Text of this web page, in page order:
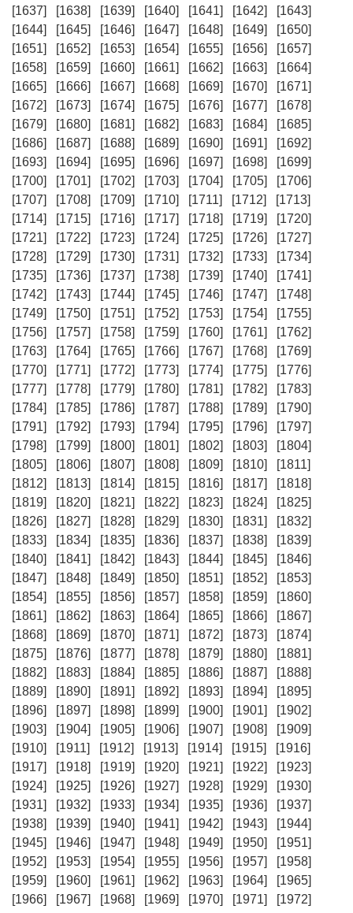
[1637]
[1638] [1639] [1640] [1641] [1642]
[1643]
[1644]
[1645] [1646] [1647] [1648] [1649]
[1650]
[1651]
[1652] [1653] [1654] [1655] [1656]
[1657]
[1658]
[1659] [1660] [1661] [1662] [1663]
[1664]
[1665]
[1666] [1667] [1668] [1669] [1670]
[1671]
[1672]
[1673] [1674] [1675] [1676] [1677]
[1678]
[1679]
[1680] [1681] [1682] [1683] [1684]
[1685]
[1686]
[1687] [1688] [1689] [1690] [1691]
[1692]
[1693]
[1694] [1695] [1696] [1697] [1698]
[1699]
[1700]
[1701] [1702] [1703] [1704] [1705]
[1706]
[1707]
[1708] [1709] [1710] [1711] [1712]
[1713]
[1714]
[1715] [1716] [1717] [1718] [1719]
[1720]
[1721]
[1722] [1723] [1724] [1725] [1726]
[1727]
[1728]
[1729] [1730] [1731] [1732] [1733]
[1734]
[1735]
[1736] [1737] [1738] [1739] [1740]
[1741]
[1742]
[1743] [1744] [1745] [1746] [1747]
[1748]
[1749]
[1750] [1751] [1752] [1753] [1754]
[1755]
[1756]
[1757] [1758] [1759] [1760] [1761]
[1762]
[1763]
[1764] [1765] [1766] [1767] [1768]
[1769]
[1770]
[1771] [1772] [1773] [1774] [1775]
[1776]
[1777]
[1778] [1779] [1780] [1781] [1782]
[1783]
[1784]
[1785] [1786] [1787] [1788] [1789]
[1790]
[1791]
[1792] [1793] [1794] [1795] [1796]
[1797]
[1798]
[1799] [1800] [1801] [1802] [1803]
[1804]
[1805]
[1806] [1807] [1808] [1809] [1810]
[1811]
[1812]
[1813] [1814] [1815] [1816] [1817]
[1818]
[1819]
[1820] [1821] [1822] [1823] [1824]
[1825]
[1826]
[1827] [1828] [1829] [1830] [1831]
[1832]
[1833]
[1834] [1835] [1836] [1837] [1838]
[1839]
[1840]
[1841] [1842] [1843] [1844] [1845]
[1846]
[1847]
[1848] [1849] [1850] [1851] [1852]
[1853]
[1854]
[1855] [1856] [1857] [1858] [1859]
[1860]
[1861]
[1862] [1863] [1864] [1865] [1866]
[1867]
[1868]
[1869] [1870] [1871] [1872] [1873]
[1874]
[1875]
[1876] [1877] [1878] [1879] [1880]
[1881]
[1882]
[1883] [1884] [1885] [1886] [1887]
[1888]
[1889]
[1890] [1891] [1892] [1893] [1894]
[1895]
[1896]
[1897] [1898] [1899] [1900] [1901]
[1902]
[1903]
[1904] [1905] [1906] [1907] [1908]
[1909]
[1910]
[1911] [1912] [1913] [1914] [1915]
[1916]
[1917]
[1918] [1919] [1920] [1921] [1922]
[1923]
[1924]
[1925] [1926] [1927] [1928] [1929]
[1930]
[1931]
[1932] [1933] [1934] [1935] [1936]
[1937]
[1938]
[1939] [1940] [1941] [1942] [1943]
[1944]
[1945]
[1946] [1947] [1948] [1949] [1950]
[1951]
[1952]
[1953] [1954] [1955] [1956] [1957]
[1958]
[1959]
[1960] [1961] [1962] [1963] [1964]
[1965]
[1966]
[1967] [1968] [1969] [1970] [1971]
[1972]